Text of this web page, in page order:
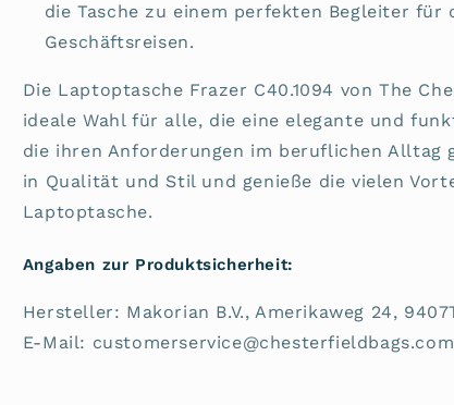
die Tasche zu einem perfekten Begleiter für
Geschäftsreisen.
Die Laptoptasche Frazer C40.1094 von The
ideale Wahl für alle, die eine elegante und
die ihren Anforderungen im beruflichen Alltag
in Qualität und Stil und genieße die vielen
Laptoptasche.
Angaben zur Produktsicherheit:
Hersteller: Makorian B.V., Amerikaweg 24,
E-Mail: customerservice@chesterfieldbags.com